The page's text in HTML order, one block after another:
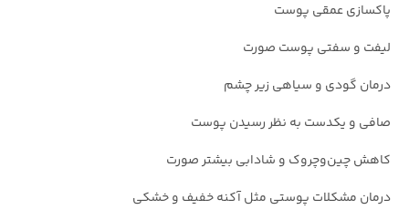
پاکسازی عمقی پوست
لیفت و سفتی پوست صورت
درمان گودی و سیاهی زیر چشم
صافی و یکدست به نظر رسیدن پوست
کاهش چین‌وچروک و شادابی بیشتر صورت
درمان مشکلات پوستی مثل آکنه خفیف و خشکی